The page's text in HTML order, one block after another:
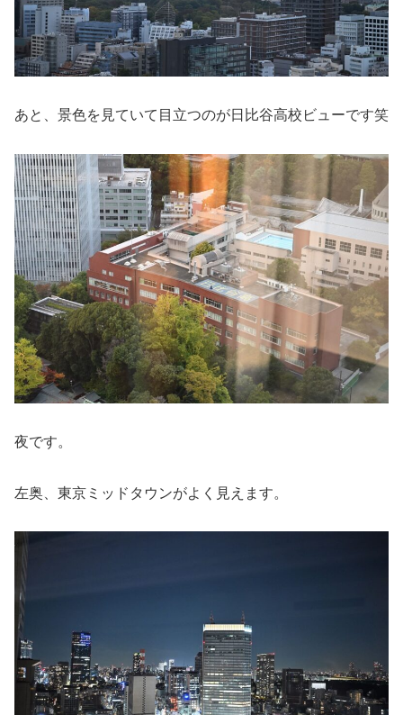
あと、景色を見ていて目立つのが日比谷高校ビューです笑
夜です。
左奥、東京ミッドタウンがよく見えます。